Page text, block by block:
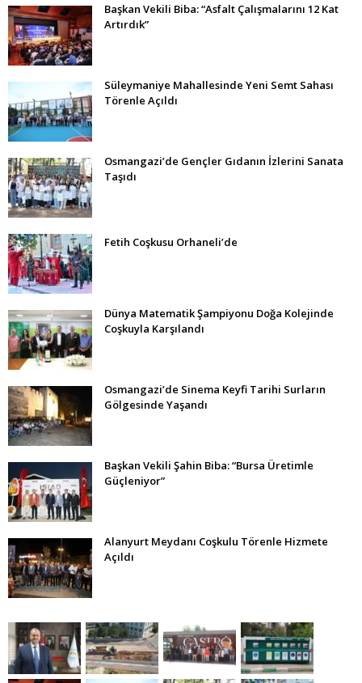
Başkan Vekili Biba: “Asfalt Çalışmalarını 12 Kat
Artırdık”
Süleymaniye Mahallesinde Yeni Semt Sahası
Törenle Açıldı
Osmangazi’de Gençler Gıdanın İzlerini Sanata
Taşıdı
Fetih Coşkusu Orhaneli’de
Dünya Matematik Şampiyonu Doğa Kolejinde
Coşkuyla Karşılandı
Osmangazi’de Sinema Keyfi Tarihi Surların
Gölgesinde Yaşandı
Başkan Vekili Şahin Biba: “Bursa Üretimle
Güçleniyor”
Alanyurt Meydanı Coşkulu Törenle Hizmete
Açıldı